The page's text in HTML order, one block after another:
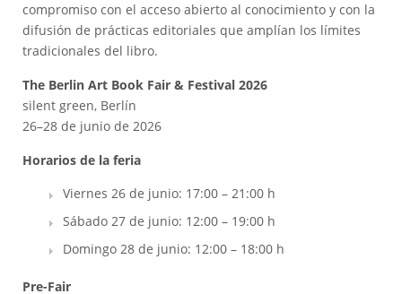
compromiso con el acceso abierto al conocimiento y con la
difusión de prácticas editoriales que amplían los límites
tradicionales del libro.
The Berlin Art Book Fair & Festival 2026
silent green, Berlín
26–28 de junio de 2026
Horarios de la feria
Viernes 26 de junio: 17:00 – 21:00 h
Sábado 27 de junio: 12:00 – 19:00 h
Domingo 28 de junio: 12:00 – 18:00 h
Pre-Fair